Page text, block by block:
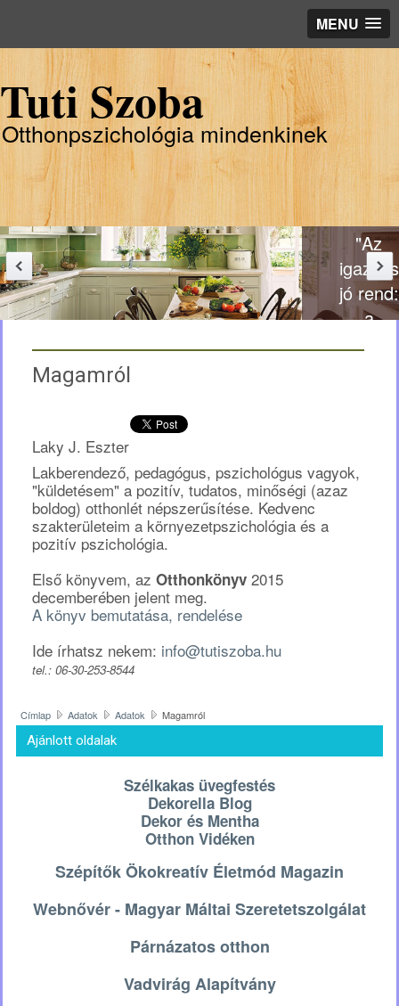
MENU
Tuti Szoba
Otthonpszichológia mindenkinek
"Az
igazi és
jó rend:
a
formai
Magamról
Laky J. Eszter
Lakberendező, pedagógus, pszichológus vagyok,
"küldetésem" a pozitív, tudatos, minőségi (azaz
boldog) otthonlét népszerűsítése. Kedvenc
szakterületeim a környezetpszichológia és a
pozitív pszichológia.
Első könyvem, az Otthonkönyv 2015
decemberében jelent meg.
A könyv bemutatása, rendelése
Ide írhatsz nekem: info@tutiszoba.hu
tel.: 06-30-253-8544
Címlap Adatok Adatok Magamról
Ajánlott oldalak
Szélkakas üvegfestés
Dekorella Blog
Dekor és Mentha
Otthon Vidéken
Szépítők Ökokreatív Életmód Magazin
Webnővér - Magyar Máltai Szeretetszolgálat
Párnázatos otthon
Vadvirág Alapítvány